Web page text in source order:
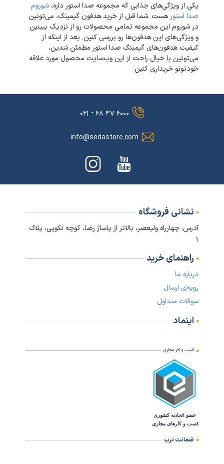
یکی از ویژگی‌های جذابی که مجموعه صدا استور داره، شوروم
صدا استور هست. شما قبل از خرید هدفون گیمینگ، می‌تونین
در شوروم این مجموعه تمامی محصولات رو از نزدیک ببینین
و ویژگی‌های این هدفون‌ها رو بررسی کنین. بعد از اینکه از
کیفیت هدفون‌‌های گیمینگ صدا استور مطمئن شدین،
می‌تونین با خیال راحت از این وب‌سایت محصول مورد علاقه
خودتونو خریداری کنین.
۶۰۰۰ ۴۷ ۶۸ - ۰۲۱
info@sedastore.com
نشانی فروشگاه
آدرس: چهارراه ولیعصر، بالاتر از پاساژ رضا، کوچه نکویی، پلاک
۱
راهنمای خرید
درباره ما
رویه‌ی ارسال
سوالات متداول
اینماد
کسب و کار مجازی
ضمانت ترب